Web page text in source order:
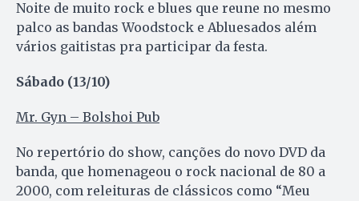
Noite de muito rock e blues que reune no mesmo
palco as bandas Woodstock e Abluesados além
vários gaitistas pra participar da festa.
Sábado (13/10)
Mr. Gyn – Bolshoi Pub
No repertório do show, canções do novo DVD da
banda, que homenageou o rock nacional de 80 a
2000, com releituras de clássicos como “Meu